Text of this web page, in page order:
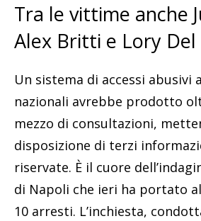
Tra le vittime anche
Alex Britti e Lory Del
Un sistema di accessi abusivi
nazionali avrebbe prodotto
mezzo di consultazioni,
disposizione di terzi
riservate. È il cuore
di Napoli che ieri ha portato
10 arresti. L’inchiesta,